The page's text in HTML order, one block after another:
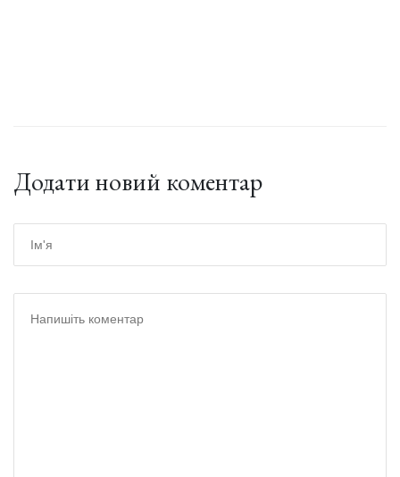
Додати новий коментар